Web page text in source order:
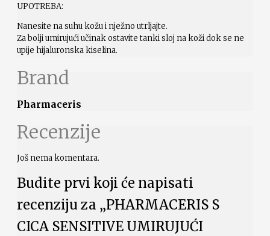
UPOTREBA:
Nanesite na suhu kožu i nježno utrljajte.
Za bolji umirujući učinak ostavite tanki sloj na koži dok se ne
upije hijaluronska kiselina.
Brand
Pharmaceris
Recenzije
Još nema komentara.
Budite prvi koji će napisati
recenziju za „PHARMACERIS S
CICA SENSITIVE UMIRUJUĆI